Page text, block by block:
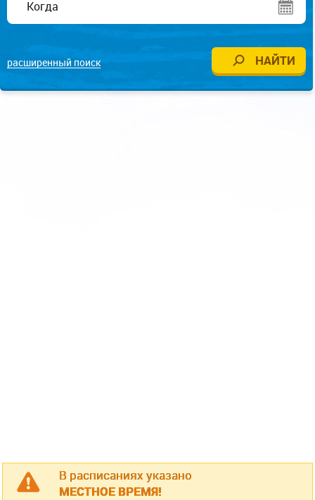
расширенный поиск
В расписаниях указано
МЕСТНОЕ ВРЕМЯ!